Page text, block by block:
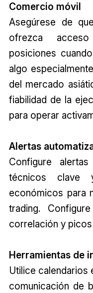
Comercio móvil
Asegúrese de
ofrezca
posiciones
algo
del mercado
fiabilidad de la
para operar
Alertas
Configure
técnicos clave
económicos para
trading.
correlación y
Herramientas de
Utilice
comunicación de